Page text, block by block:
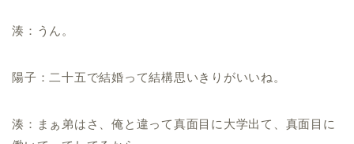
湊：うん。
陽子：二十五で結婚って結構思いきりがいいね。
湊：まぁ弟はさ、俺と違って真面目に大学出て、真面目に